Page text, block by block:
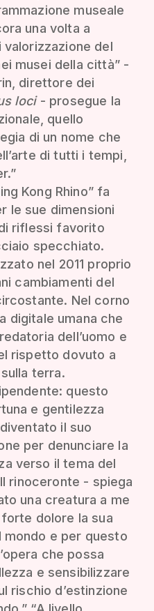
museale
una volta a
valorizzazione del
musei della città” -
direttore dei
loci- prosegue la
quello
di un nome che
di tutti i tempi,
Kong Rhino” fa
le sue dimensioni
riflessi favorito
specchiato.
nel 2011 proprio
cambiamenti del
Nel corno
digitale umana che
dell’uomo e
rispetto dovuto a
terra.
questo
e gentilezza
il suo
per denunciare la
verso il tema del
rinoceronte - spiega
una creatura a me
dolore la sua
mondo e per questo
che possa
e sensibilizzare
rischio d’estinzione